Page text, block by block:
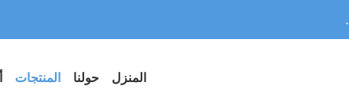
المنزل حولنا المنتجات